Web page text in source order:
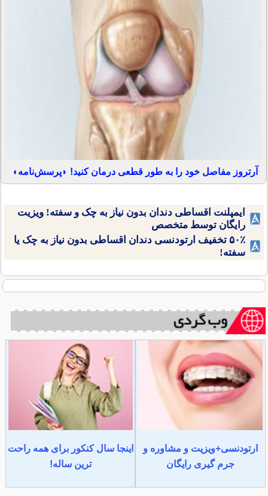
آرتروز مفاصل خود را به طور قطعی درمان کنید! ◗پرسش‌نامه◖
ایمپلنت اقساطی دندان بدون نیاز به چک و سفته! ویزیت
رایگان توسط متخصص
۵۰٪ تخفیف ارتودنسی دندان اقساطی بدون نیاز به چک یا
سفته!
ارتودنسی+ویزیت و مشاوره و
جرم گیری رایگان
اینجا سال کنکور برای همه راحت
ترین ساله!